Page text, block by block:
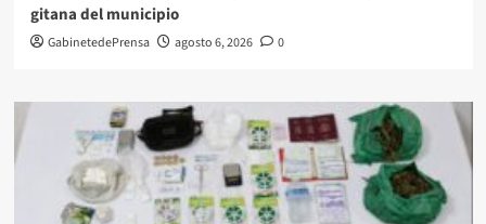
gitana del municipio
GabinetedePrensa agosto 6, 2026 0